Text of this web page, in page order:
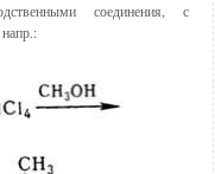
соединения, с